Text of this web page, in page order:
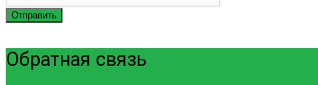
Отправить
Обратная связь